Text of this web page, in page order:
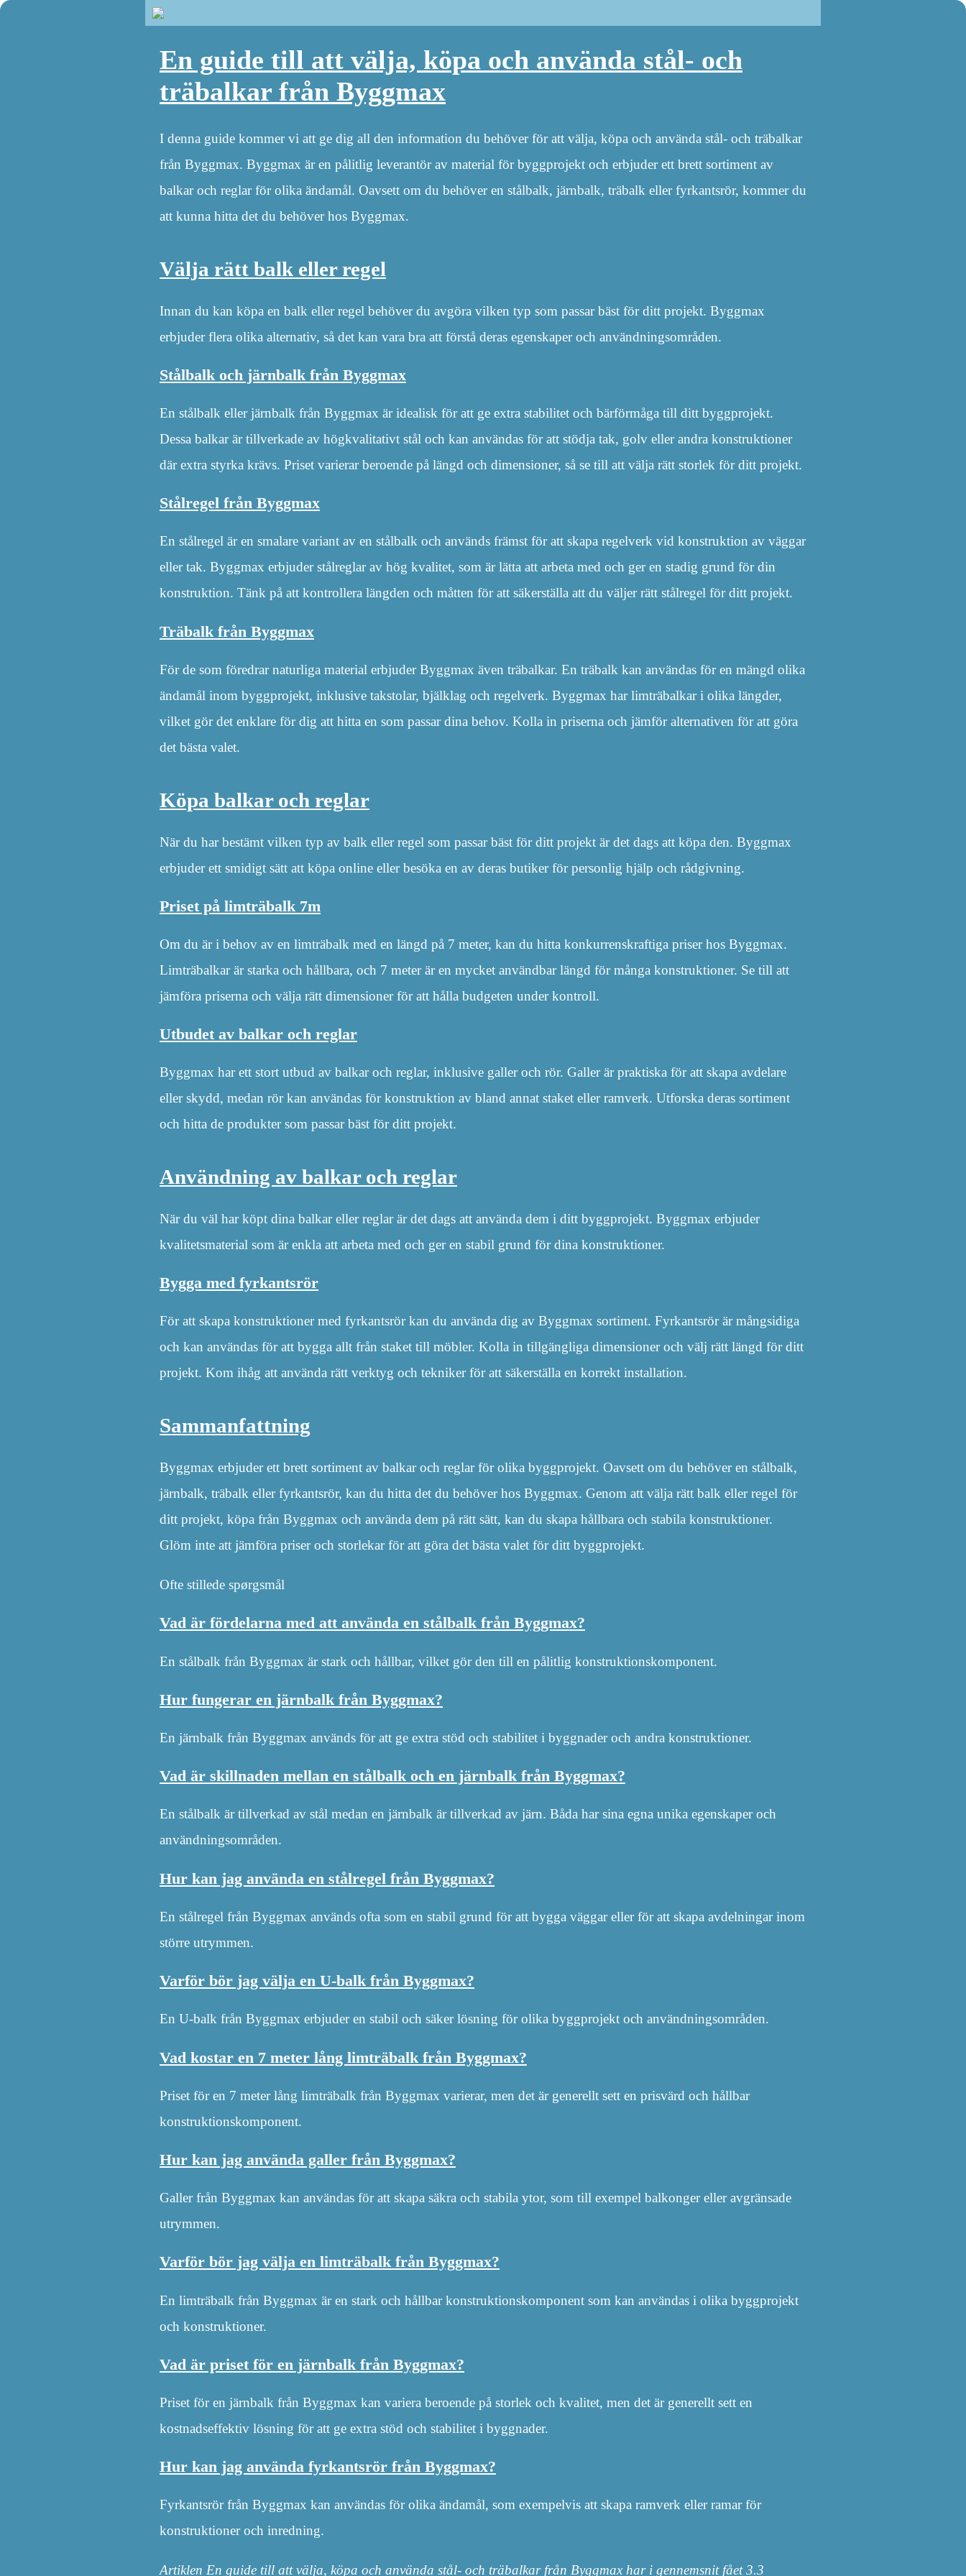
En guide till att välja, köpa och använda stål- och
träbalkar från Byggmax
I denna guide kommer vi att ge dig all den information du behöver för att välja, köpa och använda stål- och träbalkar
från Byggmax. Byggmax är en pålitlig leverantör av material för byggprojekt och erbjuder ett brett sortiment av
balkar och reglar för olika ändamål. Oavsett om du behöver en stålbalk, järnbalk, träbalk eller fyrkantsrör, kommer du
att kunna hitta det du behöver hos Byggmax.
Välja rätt balk eller regel
Innan du kan köpa en balk eller regel behöver du avgöra vilken typ som passar bäst för ditt projekt. Byggmax
erbjuder flera olika alternativ, så det kan vara bra att förstå deras egenskaper och användningsområden.
Stålbalk och järnbalk från Byggmax
En stålbalk eller järnbalk från Byggmax är idealisk för att ge extra stabilitet och bärförmåga till ditt byggprojekt.
Dessa balkar är tillverkade av högkvalitativt stål och kan användas för att stödja tak, golv eller andra konstruktioner
där extra styrka krävs. Priset varierar beroende på längd och dimensioner, så se till att välja rätt storlek för ditt projekt.
Stålregel från Byggmax
En stålregel är en smalare variant av en stålbalk och används främst för att skapa regelverk vid konstruktion av väggar
eller tak. Byggmax erbjuder stålreglar av hög kvalitet, som är lätta att arbeta med och ger en stadig grund för din
konstruktion. Tänk på att kontrollera längden och måtten för att säkerställa att du väljer rätt stålregel för ditt projekt.
Träbalk från Byggmax
För de som föredrar naturliga material erbjuder Byggmax även träbalkar. En träbalk kan användas för en mängd olika
ändamål inom byggprojekt, inklusive takstolar, bjälklag och regelverk. Byggmax har limträbalkar i olika längder,
vilket gör det enklare för dig att hitta en som passar dina behov. Kolla in priserna och jämför alternativen för att göra
det bästa valet.
Köpa balkar och reglar
När du har bestämt vilken typ av balk eller regel som passar bäst för ditt projekt är det dags att köpa den. Byggmax
erbjuder ett smidigt sätt att köpa online eller besöka en av deras butiker för personlig hjälp och rådgivning.
Priset på limträbalk 7m
Om du är i behov av en limträbalk med en längd på 7 meter, kan du hitta konkurrenskraftiga priser hos Byggmax.
Limträbalkar är starka och hållbara, och 7 meter är en mycket användbar längd för många konstruktioner. Se till att
jämföra priserna och välja rätt dimensioner för att hålla budgeten under kontroll.
Utbudet av balkar och reglar
Byggmax har ett stort utbud av balkar och reglar, inklusive galler och rör. Galler är praktiska för att skapa avdelare
eller skydd, medan rör kan användas för konstruktion av bland annat staket eller ramverk. Utforska deras sortiment
och hitta de produkter som passar bäst för ditt projekt.
Användning av balkar och reglar
När du väl har köpt dina balkar eller reglar är det dags att använda dem i ditt byggprojekt. Byggmax erbjuder
kvalitetsmaterial som är enkla att arbeta med och ger en stabil grund för dina konstruktioner.
Bygga med fyrkantsrör
För att skapa konstruktioner med fyrkantsrör kan du använda dig av Byggmax sortiment. Fyrkantsrör är mångsidiga
och kan användas för att bygga allt från staket till möbler. Kolla in tillgängliga dimensioner och välj rätt längd för ditt
projekt. Kom ihåg att använda rätt verktyg och tekniker för att säkerställa en korrekt installation.
Sammanfattning
Byggmax erbjuder ett brett sortiment av balkar och reglar för olika byggprojekt. Oavsett om du behöver en stålbalk,
järnbalk, träbalk eller fyrkantsrör, kan du hitta det du behöver hos Byggmax. Genom att välja rätt balk eller regel för
ditt projekt, köpa från Byggmax och använda dem på rätt sätt, kan du skapa hållbara och stabila konstruktioner.
Glöm inte att jämföra priser och storlekar för att göra det bästa valet för ditt byggprojekt.
Ofte stillede spørgsmål
Vad är fördelarna med att använda en stålbalk från Byggmax?
En stålbalk från Byggmax är stark och hållbar, vilket gör den till en pålitlig konstruktionskomponent.
Hur fungerar en järnbalk från Byggmax?
En järnbalk från Byggmax används för att ge extra stöd och stabilitet i byggnader och andra konstruktioner.
Vad är skillnaden mellan en stålbalk och en järnbalk från Byggmax?
En stålbalk är tillverkad av stål medan en järnbalk är tillverkad av järn. Båda har sina egna unika egenskaper och
användningsområden.
Hur kan jag använda en stålregel från Byggmax?
En stålregel från Byggmax används ofta som en stabil grund för att bygga väggar eller för att skapa avdelningar inom
större utrymmen.
Varför bör jag välja en U-balk från Byggmax?
En U-balk från Byggmax erbjuder en stabil och säker lösning för olika byggprojekt och användningsområden.
Vad kostar en 7 meter lång limträbalk från Byggmax?
Priset för en 7 meter lång limträbalk från Byggmax varierar, men det är generellt sett en prisvärd och hållbar
konstruktionskomponent.
Hur kan jag använda galler från Byggmax?
Galler från Byggmax kan användas för att skapa säkra och stabila ytor, som till exempel balkonger eller avgränsade
utrymmen.
Varför bör jag välja en limträbalk från Byggmax?
En limträbalk från Byggmax är en stark och hållbar konstruktionskomponent som kan användas i olika byggprojekt
och konstruktioner.
Vad är priset för en järnbalk från Byggmax?
Priset för en järnbalk från Byggmax kan variera beroende på storlek och kvalitet, men det är generellt sett en
kostnadseffektiv lösning för att ge extra stöd och stabilitet i byggnader.
Hur kan jag använda fyrkantsrör från Byggmax?
Fyrkantsrör från Byggmax kan användas för olika ändamål, som exempelvis att skapa ramverk eller ramar för
konstruktioner och inredning.
Artiklen En guide till att välja, köpa och använda stål- och träbalkar från Byggmax har i gennemsnit fået3.3